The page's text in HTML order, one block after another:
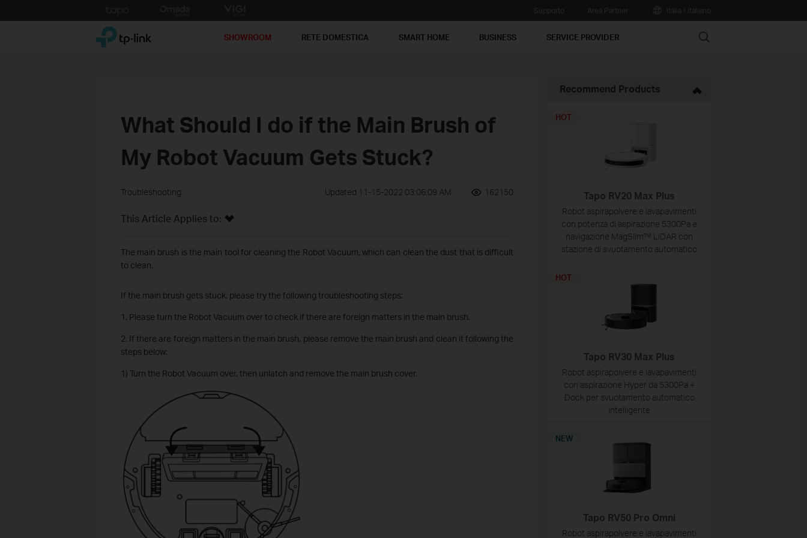
to
TP-Link, Reliably Smart SHOWROOM RETE DOMESTICA SMART HOME BUSINESS SERVICE PROVIDER Search
What Should I do if the Main Brush of
My Robot Vacuum Gets Stuck?
Troubleshooting Updated 11-15-2022 03:06:09 AM 162150
This Article Applies to:
The main brush is the main tool for cleaning the Robot Vacuum, which can clean the dust that is difficult
to clean.
If the main brush gets stuck, please try the following troubleshooting steps:
1. Please turn the Robot Vacuum over to check if there are foreign matters in the main brush.
2. If there are foreign matters in the main brush, please remove the main brush and clean it following the
steps below:
1) Turn the Robot Vacuum over, then unlatch and remove the main brush cover.
Recommend Products
Tapo RV20 Max Plus
Robot aspirapolvere e lavapavimenti
con potenza di aspirazione 5300Pa e
navigazione MagSlim™ LiDAR con
stazione di svuotamento automatico
HOT
Tapo RV30 Max Plus
Robot aspirapolvere e lavapavimenti
con aspirazione Hyper da 5300Pa +
Dock per svuotamento automatico
intelligente
HOT
Tapo RV50 Pro Omni
Robot aspirapolvere e lavapavimenti
NEW